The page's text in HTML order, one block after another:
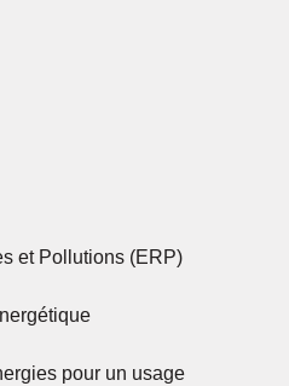
et Pollutions (ERP)
pour un usage